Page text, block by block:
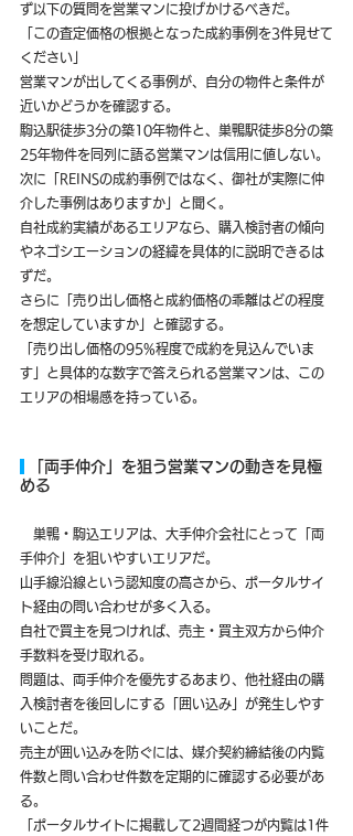
ず以下の質問を営業マンに投げかけるべきだ。
「この査定価格の根拠となった成約事例を3件見せて
ください」
営業マンが出してくる事例が、自分の物件と条件が
近いかどうかを確認する。
駒込駅徒歩3分の築10年物件と、巣鴨駅徒歩8分の築
25年物件を同列に語る営業マンは信用に値しない。
次に「REINSの成約事例ではなく、御社が実際に仲
介した事例はありますか」と聞く。
自社成約実績があるエリアなら、購入検討者の傾向
やネゴシエーションの経緯を具体的に説明できるは
ずだ。
さらに「売り出し価格と成約価格の乖離はどの程度
を想定していますか」と確認する。
「売り出し価格の95%程度で成約を見込んでいま
す」と具体的な数字で答えられる営業マンは、この
エリアの相場感を持っている。
「両手仲介」を狙う営業マンの動きを見極
める
巣鴨・駒込エリアは、大手仲介会社にとって「両
手仲介」を狙いやすいエリアだ。
山手線沿線という認知度の高さから、ポータルサイ
ト経由の問い合わせが多く入る。
自社で買主を見つければ、売主・買主双方から仲介
手数料を受け取れる。
問題は、両手仲介を優先するあまり、他社経由の購
入検討者を後回しにする「囲い込み」が発生しやす
いことだ。
売主が囲い込みを防ぐには、媒介契約締結後の内覧
件数と問い合わせ件数を定期的に確認する必要があ
る。
「ポータルサイトに掲載して2週間経つが内覧は1件